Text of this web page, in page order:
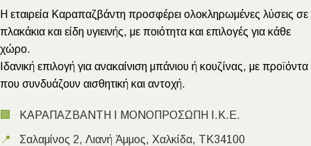
Η εταιρεία Καραπαζβάντη προσφέρει ολοκληρωμένες λύσεις σε
πλακάκια και είδη υγιεινής, με ποιότητα και επιλογές για κάθε
χώρο.
Ιδανική επιλογή για ανακαίνιση μπάνιου ή κουζίνας, με προϊόντα
που συνδυάζουν αισθητική και αντοχή.
🏢 ΚΑΡΑΠΑΖΒΑΝΤΗ Ι ΜΟΝΟΠΡΟΣΩΠΗ Ι.Κ.Ε.
📍 Σαλαμίνος 2, Λιανή Άμμος, Χαλκίδα, ΤΚ34100